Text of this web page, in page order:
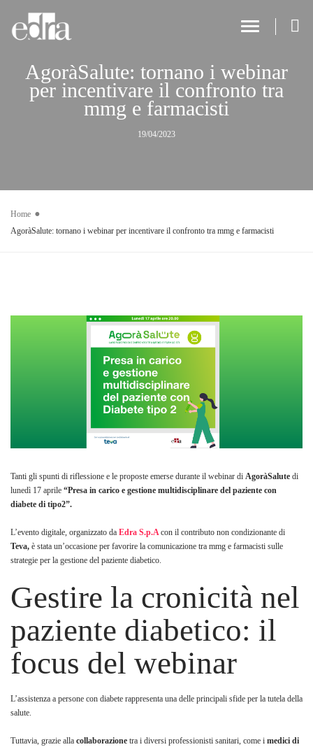
Toggle
AgoràSalute: tornano i webinar
per incentivare il confronto tra
mmg e farmacisti
19/04/2023
Home
AgoràSalute: tornano i webinar per incentivare il confronto tra mmg e farmacisti
Tanti gli spunti di riflessione e le proposte emerse durante il webinar di AgoràSalute di
lunedì 17 aprile “Presa in carico e gestione multidisciplinare del paziente con
diabete di tipo2”.
L’evento digitale, organizzato da Edra S.p.A con il contributo non condizionante di
Teva, è stata un’occasione per favorire la comunicazione tra mmg e farmacisti sulle
strategie per la gestione del paziente diabetico.
Gestire la cronicità nel
paziente diabetico: il
focus del webinar
L’assistenza a persone con diabete rappresenta una delle principali sfide per la tutela della
salute.
Tuttavia, grazie alla collaborazione tra i diversi professionisti sanitari, come i medici di